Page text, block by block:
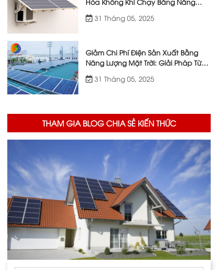
Lượng Mặt Trời
31 Tháng 05, 2025
Giảm Chi Phí Điện Sản Xuất Bằng
Năng Lượng Mặt Trời: Giải Pháp Từ
Việt Nhật Energy
31 Tháng 05, 2025
THAM GIA BLOG CHIA SẺ KIẾN THỨC